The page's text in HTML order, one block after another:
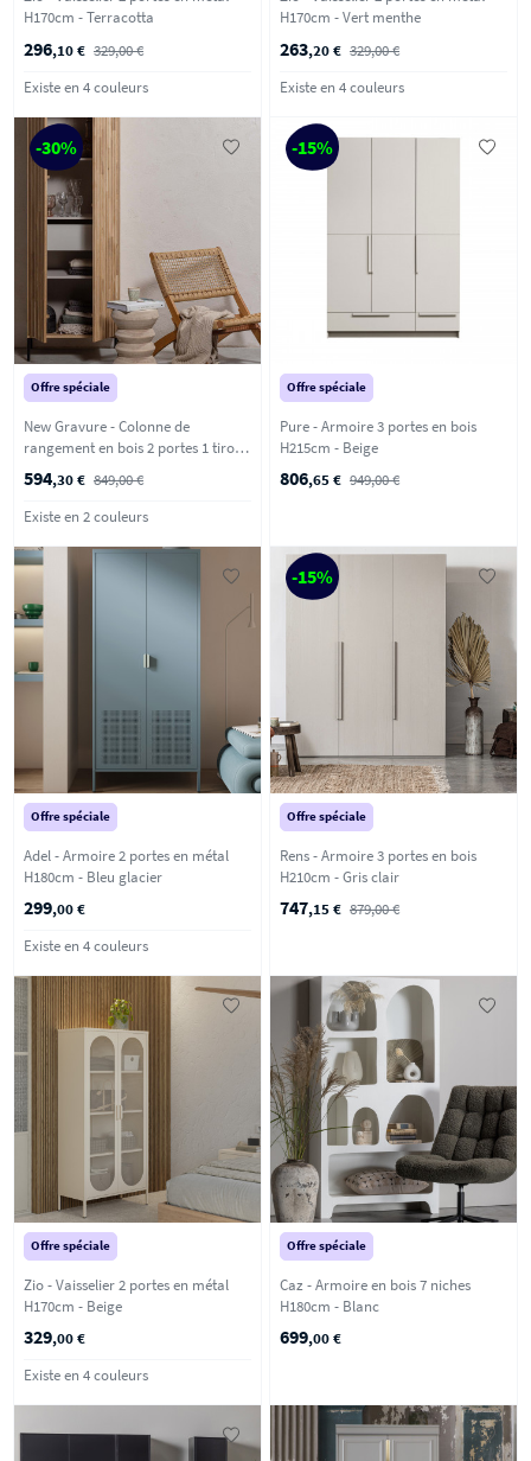
H170cm - Terracotta
296,10 € 329,00 €
Existe en 4 couleurs
H170cm - Vert menthe
263,20 € 329,00 €
Existe en 4 couleurs
-30%
Offre spéciale
New Gravure - Colonne de
rangement en bois 2 portes 1 tiroir
594,30 € 849,00 €
Existe en 2 couleurs
-15%
Offre spéciale
Pure - Armoire 3 portes en bois
H215cm - Beige
806,65 € 949,00 €
Offre spéciale
Adel - Armoire 2 portes en métal
H180cm - Bleu glacier
299,00 €
Existe en 4 couleurs
-15%
Offre spéciale
Rens - Armoire 3 portes en bois
H210cm - Gris clair
747,15 € 879,00 €
Offre spéciale
Zio - Vaisselier 2 portes en métal
H170cm - Beige
329,00 €
Existe en 4 couleurs
Offre spéciale
Caz - Armoire en bois 7 niches
H180cm - Blanc
699,00 €